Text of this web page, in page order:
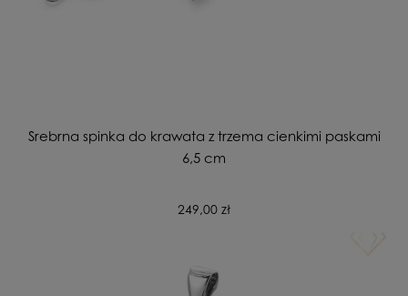
Srebrna spinka do krawata z trzema cienkimi paskami
6,5 cm
249,00 zł